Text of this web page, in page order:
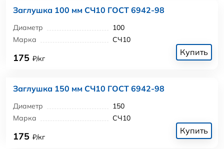
Заглушка 100 мм СЧ10 ГОСТ 6942-98
Диаметр
100
Марка
СЧ10
175 ₽/кг
Купить
Заглушка 150 мм СЧ10 ГОСТ 6942-98
Диаметр
150
Марка
СЧ10
175 ₽/кг
Купить